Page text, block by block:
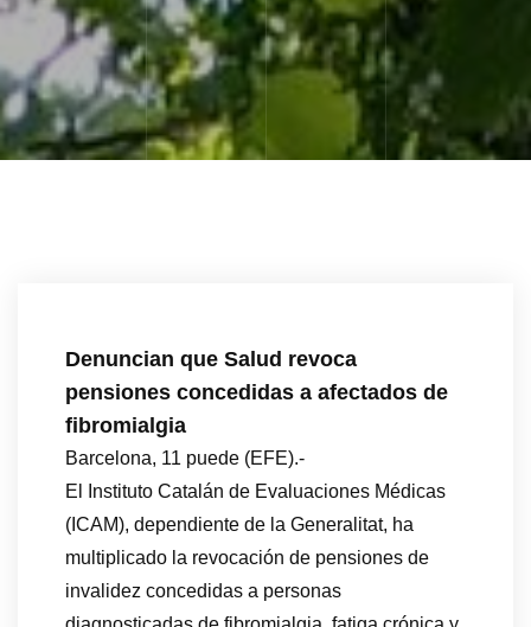
Denuncian que Salud revoca
pensiones concedidas a afectados de
fibromialgia
Barcelona, 11 puede (EFE).-
El Instituto Catalán de Evaluaciones Médicas
(ICAM), dependiente de la Generalitat, ha
multiplicado la revocación de pensiones de
invalidez concedidas a personas